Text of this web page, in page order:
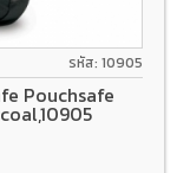
รหัส: 10905
Pouchsafe